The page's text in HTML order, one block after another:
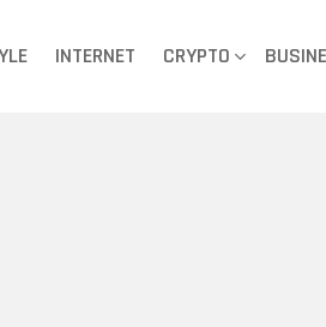
INTERNET CRYPTO